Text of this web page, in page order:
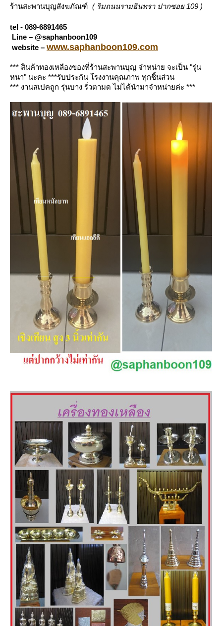
ร้านสะพานบุญสังฆภัณฑ์ ( ริมถนนรามอินทรา ปากซอย 109 )
tel - 089-6891465
Line – @saphanboon109
website – www.saphanboon109.com
*** สินค้าทองเหลืองของที่ร้านสะพานบุญ จำหน่าย จะเป็น "รุ่น
หนา" นะคะ ***รับประกัน โรงงานคุณภาพ ทุกชิ้นส่วน
*** งานสเปคถูก รุ่นบาง รั่วตามด ไม่ได้นำมาจำหน่ายค่ะ ***